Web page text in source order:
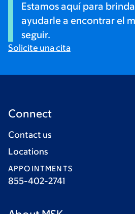
Estamos aquí para
ayudarle a encontrar el
seguir.
Solicite una cita
Connect
Contact us
Locations
APPOINTMENTS
855-402-2741